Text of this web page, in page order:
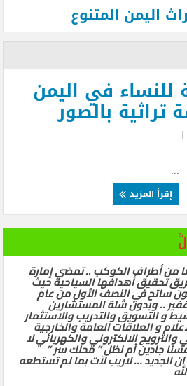
اليمن المتنوع
للنساء في اليمن
تراثية بالصور
|
إقرأ المزيد
من أطراف الكوكب .. تمضي إمارة
تحقيق أهدافها السياحية حيث
المدينة 7.12 مليون سائح في النصف الأول من عام
غفير .. وبدون شلة المستشارين
و التسويق والتدريب والاستثمار
و العلاقات العامة والخارجية
الالكتروني والكهربائي لا
جادين أم نظل ” محلك سر ”
الجديد … لاريب لآت بما لم تستطعه